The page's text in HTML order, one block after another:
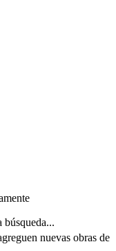
búsqueda...
nuevas obras de